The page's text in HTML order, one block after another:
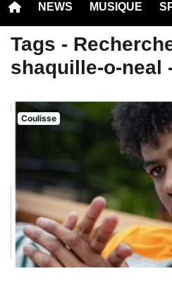
NEWS MUSIQUE
Tags -
shaquille-o-neal
Coulisse